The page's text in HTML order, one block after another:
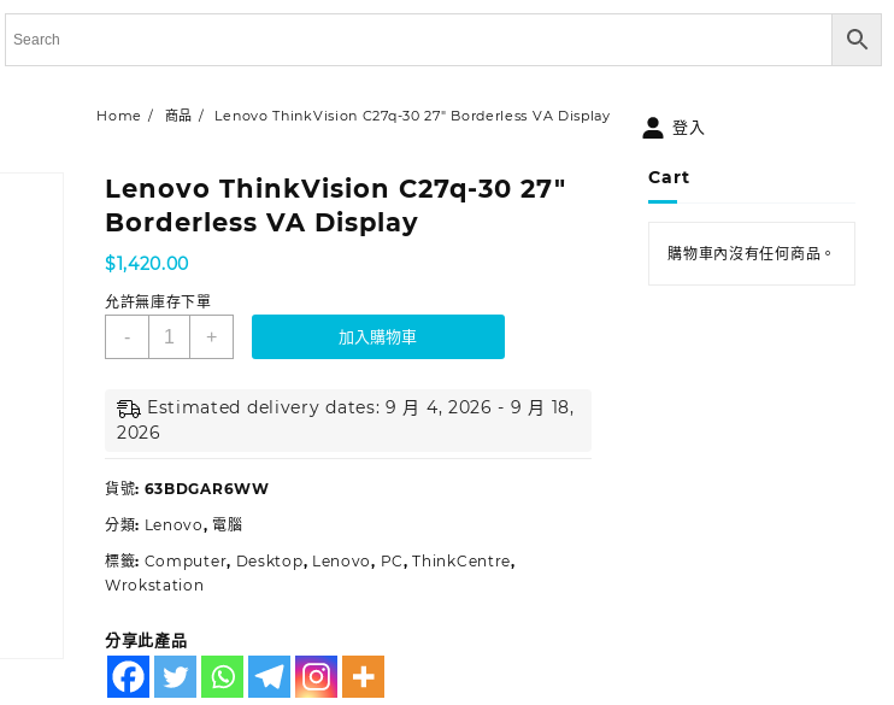
Home 商品 Lenovo ThinkVision C27q-30 27″ Borderless VA Display
Lenovo ThinkVision C27q-30 27″
Borderless VA Display
$1,420.00
允許無庫存下單
- + 加入購物車
Estimated delivery dates: 9 月 4, 2026 - 9 月 18,
2026
貨號: 63BDGAR6WW
分類: Lenovo, 電腦
標籤: Computer, Desktop, Lenovo, PC,ThinkCentre,
Wrokstation
分享此產品
登入
Cart
購物車內沒有任何商品。